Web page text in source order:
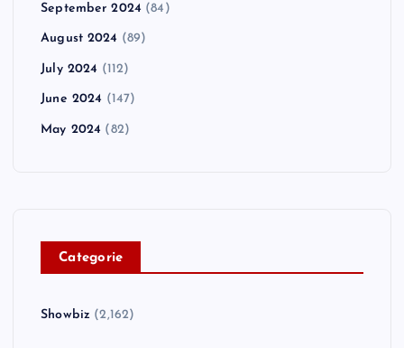
September 2024 (84)
August 2024 (89)
July 2024 (112)
June 2024 (147)
May 2024 (82)
Categorie
Showbiz (2,162)